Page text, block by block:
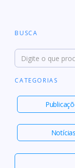
BUSCA
CATEGORIAS
Notícias